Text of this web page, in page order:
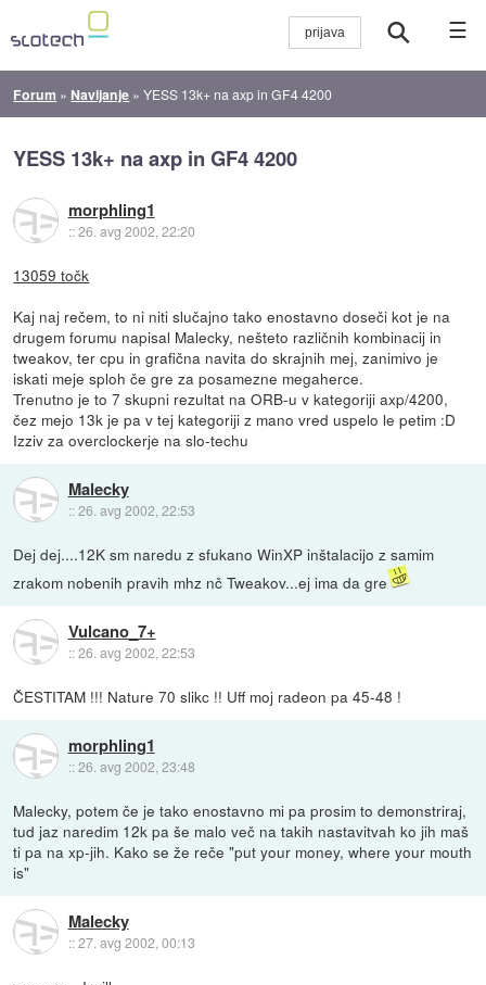
☰
Forum » Navijanje »YESS 13k+ na axp in GF4 4200
YESS 13k+ na axp in GF4 4200
morphling1
::26. avg 2002, 22:20
13059 točk
Kaj naj rečem, to ni niti slučajno tako enostavno doseči kot je na
drugem forumu napisal Malecky, nešteto različnih kombinacij in
tweakov, ter cpu in grafična navita do skrajnih mej, zanimivo je
iskati meje sploh če gre za posamezne megaherce.
Trenutno je to 7 skupni rezultat na ORB-u v kategoriji axp/4200,
čez mejo 13k je pa v tej kategoriji z mano vred uspelo le petim :D
Izziv za overclockerje na slo-techu
Malecky
::26. avg 2002, 22:53
Dej dej....12K sm naredu z sfukano WinXP inštalacijo z samim
zrakom nobenih pravih mhz nč Tweakov...ej ima da gre
Vulcano_7+
::26. avg 2002, 22:53
ČESTITAM !!! Nature 70 slikc !! Uff moj radeon pa 45-48 !
morphling1
::26. avg 2002, 23:48
Malecky, potem če je tako enostavno mi pa prosim to demonstriraj,
tud jaz naredim 12k pa še malo več na takih nastavitvah ko jih maš
ti pa na xp-jih. Kako se že reče "put your money, where your mouth
is"
Malecky
::27. avg 2002, 00:13